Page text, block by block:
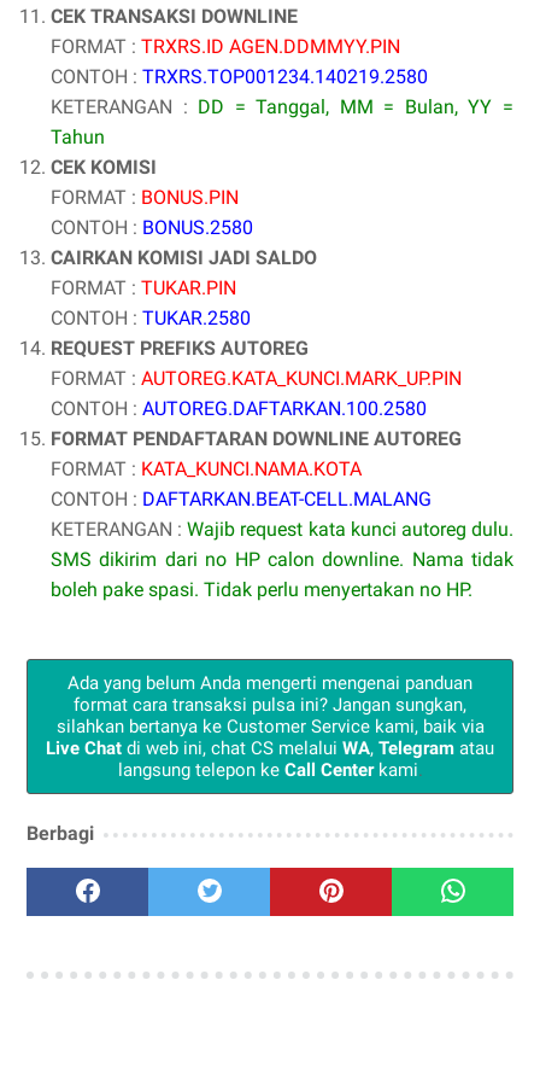
CEK TRANSAKSI DOWNLINE
FORMAT : TRXRS.ID AGEN.DDMMYY.PIN
CONTOH : TRXRS.TOP001234.140219.2580
KETERANGAN : DD = Tanggal, MM = Bulan, YY =
Tahun
CEK KOMISI
FORMAT : BONUS.PIN
CONTOH : BONUS.2580
CAIRKAN KOMISI JADI SALDO
FORMAT : TUKAR.PIN
CONTOH : TUKAR.2580
REQUEST PREFIKS AUTOREG
FORMAT : AUTOREG.KATA_KUNCI.MARK_UP.PIN
CONTOH : AUTOREG.DAFTARKAN.100.2580
FORMAT PENDAFTARAN DOWNLINE AUTOREG
FORMAT : KATA_KUNCI.NAMA.KOTA
CONTOH : DAFTARKAN.BEAT-CELL.MALANG
KETERANGAN :Wajib request kata kunci autoreg dulu.
SMS dikirim dari no HP calon downline. Nama tidak
boleh pake spasi. Tidak perlu menyertakan no HP.
Ada yang belum Anda mengerti mengenai panduan
format cara transaksi pulsa ini? Jangan sungkan,
silahkan bertanya ke Customer Service kami, baik via
Live Chat di web ini, chat CS melalui WA, Telegram atau
langsung telepon ke Call Centerkami.
Berbagi